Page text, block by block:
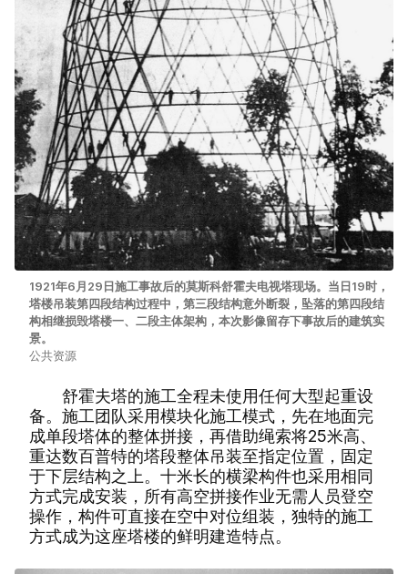
1921年6月29日施工事故后的莫斯科舒霍夫电视塔现场。当日19时，
塔楼吊装第四段结构过程中，第三段结构意外断裂，坠落的第四段结
构相继损毁塔楼一、二段主体架构，本次影像留存下事故后的建筑实
景。
公共资源
舒霍夫塔的施工全程未使用任何大型起重设
备。施工团队采用模块化施工模式，先在地面完
成单段塔体的整体拼接，再借助绳索将25米高、
重达数百普特的塔段整体吊装至指定位置，固定
于下层结构之上。十米长的横梁构件也采用相同
方式完成安装，所有高空拼接作业无需人员登空
操作，构件可直接在空中对位组装，独特的施工
方式成为这座塔楼的鲜明建造特点。